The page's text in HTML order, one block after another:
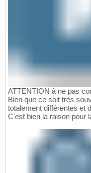
ATTENTION à ne pas
Bien que ce soit très
totalement différentes et
C'est bien la raison pour